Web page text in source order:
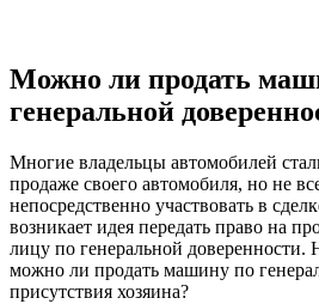
Можно ли продать
генеральной
Многие владельцы автомобилей
продаже своего автомобиля, но не
непосредственно участвовать в
возникает идея передать право на
лицу по генеральной доверенности.
можно ли продать машину по
присутствия хозяина?